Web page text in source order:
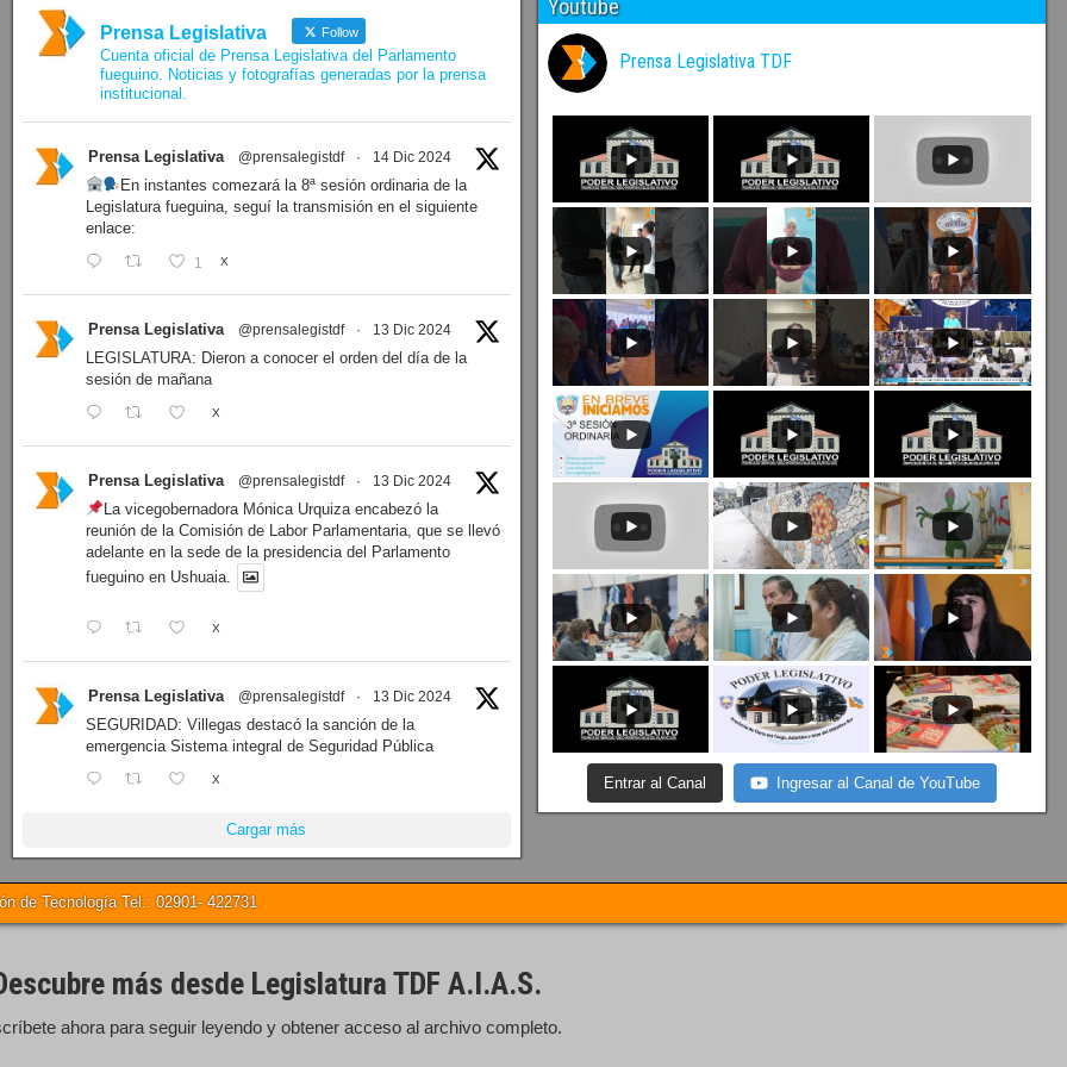
Prensa Legislativa Follow
Cuenta oficial de Prensa Legislativa del Parlamento
fueguino. Noticias y fotografías generadas por la prensa
institucional.
Prensa Legislativa @prensalegistdf · 14 Dic 2024
En instantes comezará la 8ª sesión ordinaria de la
Legislatura fueguina, seguí la transmisión en el siguiente
enlace:
1 X
Prensa Legislativa @prensalegistdf · 13 Dic 2024
LEGISLATURA: Dieron a conocer el orden del día de la
sesión de mañana
X
Prensa Legislativa @prensalegistdf · 13 Dic 2024
La vicegobernadora Mónica Urquiza encabezó la
reunión de la Comisión de Labor Parlamentaria, que se llevó
adelante en la sede de la presidencia del Parlamento
fueguino en Ushuaia.
X
Prensa Legislativa @prensalegistdf · 13 Dic 2024
SEGURIDAD: Villegas destacó la sanción de la
emergencia Sistema integral de Seguridad Pública
X
Cargar más
Youtube
Prensa Legislativa TDF
Entrar al Canal Ingresar al Canal de YouTube
de Tecnología Tel.: 02901- 422731
más desde Legislatura TDF A.I.A.S.
ahora para seguir leyendo y obtener acceso al archivo completo.